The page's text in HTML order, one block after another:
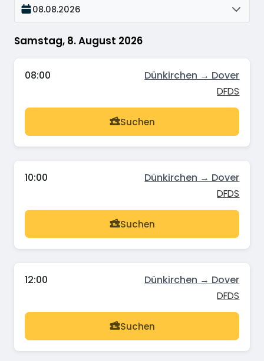
Samstag, 8. August 2026
08.08.2026
08:00 Dünkirchen → Dover
DFDS
Suchen
10:00 Dünkirchen → Dover
DFDS
Suchen
12:00 Dünkirchen → Dover
DFDS
Suchen